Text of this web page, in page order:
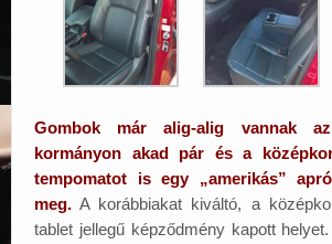
Gombok már alig-alig vannak
kormányon akad pár és a
tempomatot is egy „amerikás”
meg. A korábbiakat kiváltó, a
tablet jellegű képződmény kapott